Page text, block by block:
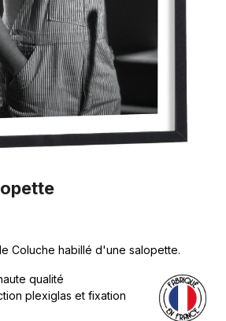
Coluche habillé d'une salopette.
qualité
plexiglas et fixation